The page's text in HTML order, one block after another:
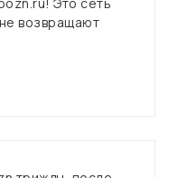
возвращают